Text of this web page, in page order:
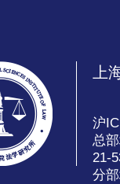
上
沪
总
21-
分